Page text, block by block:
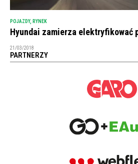
POJAZDY, RYNEK
Hyundai zamierza elektryfikować
21/03/2018
PARTNERZY